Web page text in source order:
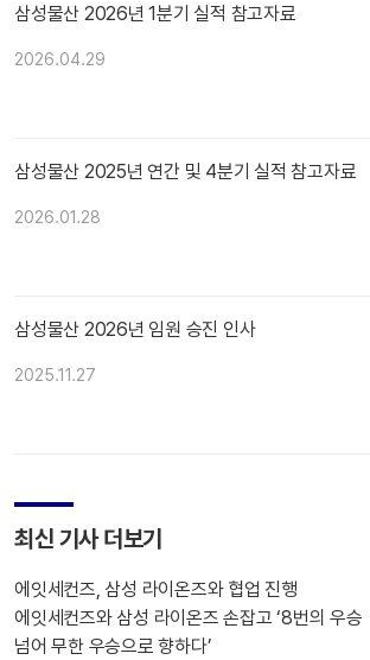
삼성물산 2026년 1분기 실적 참고자료
2026.04.29
삼성물산 2025년 연간 및 4분기 실적 참고자료
2026.01.28
삼성물산 2026년 임원 승진 인사
2025.11.27
최신 기사 더보기
에잇세컨즈, 삼성 라이온즈와 협업 진행
에잇세컨즈와 삼성 라이온즈 손잡고 ‘8번의 우승
넘어 무한 우승으로 향하다’